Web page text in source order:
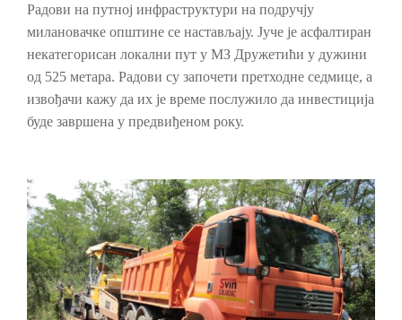
Радови на путној инфраструктури на подручју
милановачке општине се настављају. Јуче је асфалтиран
некатегорисан локални пут у МЗ Дружетићи у дужини
од 525 метара. Радови су започети претходне седмице, а
извођачи кажу да их је време послужило да инвестиција
буде завршена у предвиђеном року.